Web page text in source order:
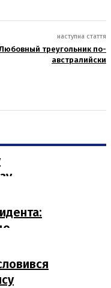
наступна стаття
треугольник по-
австралийски